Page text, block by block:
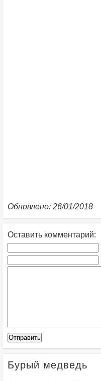
Обновлено: 26/01/2018
Оставить комментарий:
Бурый медведь